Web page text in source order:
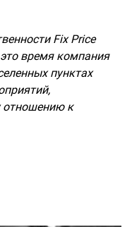
Fix Price
время компания
пунктах
отношению к